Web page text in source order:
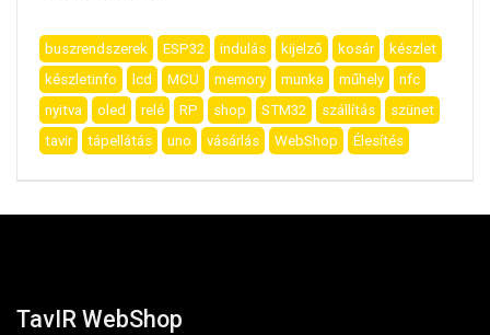
buszrendszerek ESP32 indulás kijelző kosár
készlet
készletinfo
lcd MCU memory munka műhely
nfc
nyitva
oled relé RP shop STM32 szállítás
szünet
tavir
tápellátás uno vásárlás WebShop Élesítés
TavIR WebShop